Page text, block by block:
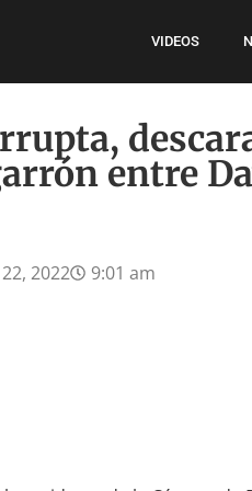
VIDEOS
entre
2022 9:01 am